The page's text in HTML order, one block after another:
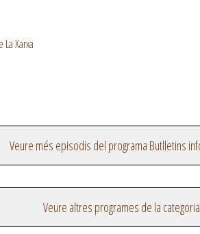
Xarxa
Veure més episodis del programa Butlletins
Veure altres programes de la